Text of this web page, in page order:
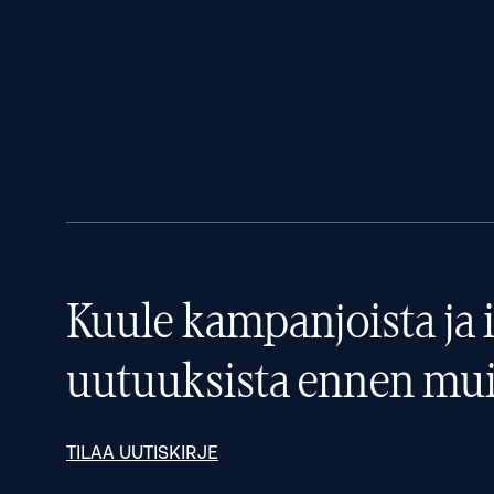
Kuule kampanjoista
uutuuksista ennen
TILAA UUTISKIRJE